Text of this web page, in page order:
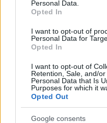
Personal Data.
Opted In
I want to opt-out of
Personal Data for
Opted In
I want to opt-out of
Retention, Sale, and/
Personal Data that Is
Purposes for which it
Opted Out
Google consents